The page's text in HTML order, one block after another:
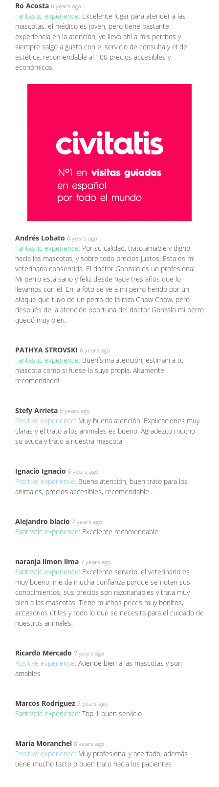
Ro Acosta 6 years ago
Fantastic experience: Excelente lugar para atender a las
mascotas, el médico es joven, pero tiene bastante
experiencia en la atención, yo llevo ahí a mis perritos y
siempre salgo a gusto con el servicio de consulta y el de
estética, recomendable al 100 precios accesibles y
económicos!
Andrés Lobato 6 years ago
Fantastic experience: Por su calidad, trato amable y digno
hacia las mascotas, y sobre todo precios justos, Esta es mi
veterinaria consentida. El doctor Gonzalo es un profesional.
Mi perro está sano y feliz desde hace tres años que lo
llevamos con él. En la foto se ve a mi perro herido por un
ataque que tuvo de un perro de la raza Chow Chow, pero
después de la atención oportuna del doctor Gonzalo mi perro
quedó muy bien.
PATHYA STROVSKI 6 years ago
Fantastic experience: Buenísima atención, estiman a tu
mascota como si fuese la suya propia. Altamente
recomendado!
Stefy Arrieta 6 years ago
Positive experience: Muy buena atención. Explicaciones muy
claras y el trato a los animales es bueno. Agradezco mucho
su ayuda y trato a nuestra mascota
Ignacio Ignacio 6 years ago
Positive experience: Buena atención, buen trato para los
animales, precios accesibles, recomendable...
Alejandro blacio 7 years ago
Fantastic experience: Excelente recomendable
naranja limon lima 7 years ago
Fantastic experience: Excelente servicio, el veterinario es
muy bueno, me da mucha confianza porque se notan sus
conocimientos, sus precios son razonanables y trata muy
bien a las mascotas. Tiene muchos peces muy bonitos,
accesorios útiles y todo lo que se necesita para el cuidado de
nuestros animales.
Ricardo Mercado 7 years ago
Positive experience: Atiende bien a las mascotas y son
amables
Marcos Rodriguez 7 years ago
Fantastic experience: Top 1 buen servicio
María Moranchel 8 years ago
Positive experience: Muy profesional y acertado, además
tiene mucho tacto o buen trato hacia los pacientes